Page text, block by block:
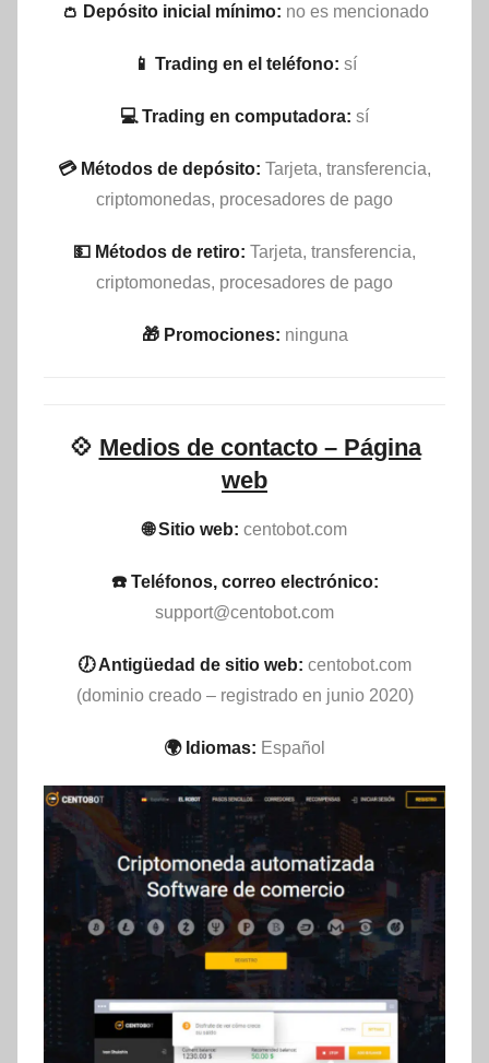
👛 Depósito inicial mínimo: no es mencionado
📱 Trading en el teléfono: sí
💻 Trading en computadora: sí
💳 Métodos de depósito: Tarjeta, transferencia,
criptomonedas, procesadores de pago
💵​ Métodos de retiro: Tarjeta, transferencia,
criptomonedas, procesadores de pago
🎁 Promociones: ninguna
💠 Medios de contacto – Página
web
🌐 Sitio web: centobot.com
☎️ Teléfonos, correo electrónico:
support@centobot.com
🕖 Antigüedad de sitio web: centobot.com
(dominio creado – registrado en junio 2020)
🌍 Idiomas: Español